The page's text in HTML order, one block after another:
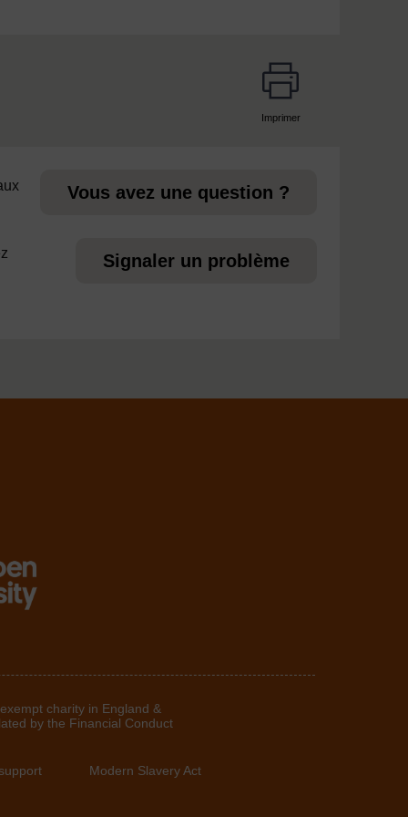
Imprimer
Vous avez une question ?
Signaler un problème
charity in England &
by the Financial Conduct
Modern Slavery Act